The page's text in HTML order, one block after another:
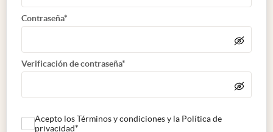
Contraseña*
Verificación de contraseña*
Acepto los Términos y condiciones y la Política de
privacidad*